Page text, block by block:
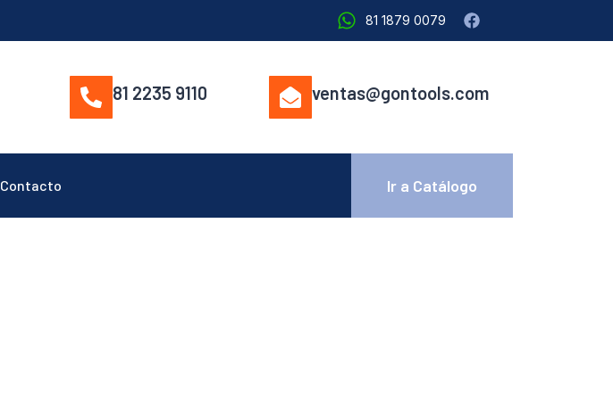
81 1879 0079
81 2235 9110 ventas@gontools.com
Contacto Ir a Catálogo